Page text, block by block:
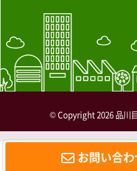
© Copyright 2026 品川
お問い合